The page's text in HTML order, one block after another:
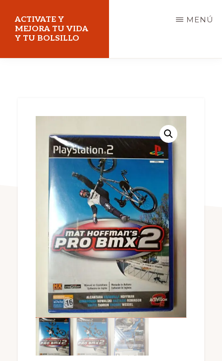
contenido
principal
ACTIVATE Y
MEJORA TU VIDA
Y TU BOLSILLO
MENÚ